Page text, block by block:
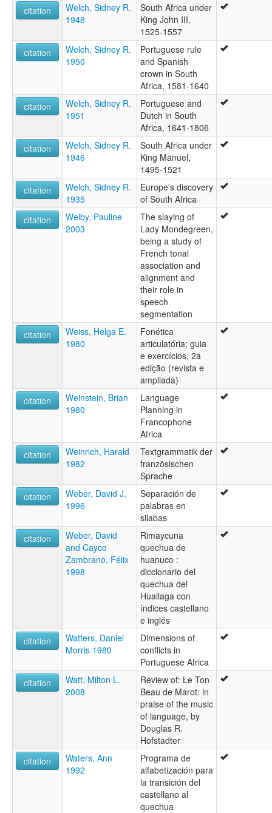
citation
Welch, Sidney R.
1948
South Africa under
King John III,
1525-1557
citation
Welch, Sidney R.
1950
Portuguese rule
and Spanish
crown in South
Africa, 1581-1640
citation
Welch, Sidney R.
1951
Portuguese and
Dutch in South
Africa, 1641-1806
citation
Welch, Sidney R.
1946
South Africa under
King Manuel,
1495-1521
citation
Welch, Sidney R.
1935
Europe's discovery
of South Africa
citation
Welby, Pauline
2003
The slaying of
Lady Mondegreen,
being a study of
French tonal
association and
alignment and
their role in
speech
segmentation
citation
Weiss, Helga E.
1980
Fonética
articulatória; guia
e exercícios, 2a
edição (revista e
ampliada)
citation
Weinstein, Brian
1980
Language
Planning in
Francophone
Africa
citation
Weinrich, Harald
1982
Textgrammatik der
französischen
Sprache
citation
Weber, David J.
1996
Separación de
palabras en
silabas
citation
Weber, David
and Cayco
Zambrano, Félix
1998
Rimaycuna
quechua de
huanuco :
diccionario del
quechua del
Huallaga con
índices castellano
e inglés
citation
Watters, Daniel
Morris 1980
Dimensions of
conflicts in
Portuguese Africa
citation
Watt, Milton L.
2008
Review of: Le Ton
Beau de Marot: in
praise of the music
of language, by
Douglas R.
Hofstadter
citation
Waters, Ann
1992
Programa de
alfabetización para
la transición del
castellano al
quechua